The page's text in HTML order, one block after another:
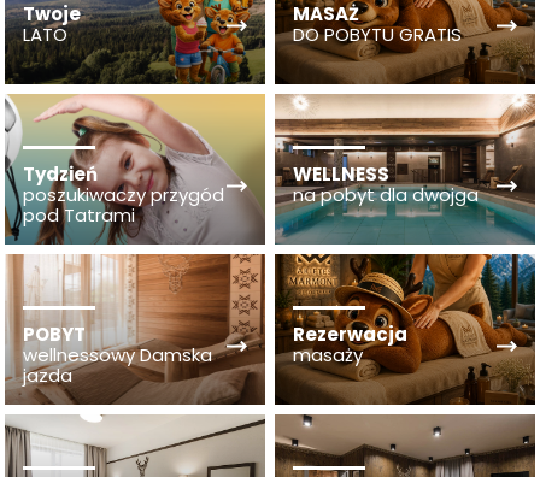
Twoje
LATO
MASAŻ
DO POBYTU GRATIS
Tydzień
poszukiwaczy przygód
pod Tatrami
WELLNESS
na pobyt dla dwojga
POBYT
wellnessowy Damska
jazda
Rezerwacja
masaży